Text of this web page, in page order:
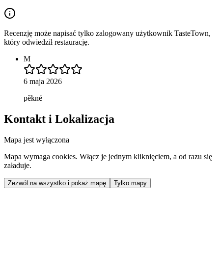
Recenzję może napisać tylko zalogowany użytkownik TasteTown,
który odwiedził restaurację.
M
6 maja 2026
pěkné
Kontakt i Lokalizacja
Mapa jest wyłączona
Mapa wymaga cookies. Włącz je jednym kliknięciem, a od razu się
załaduje.
Zezwól na wszystko i pokaż mapę Tylko mapy